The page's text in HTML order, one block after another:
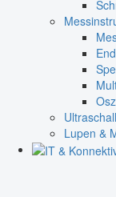
Lupen &